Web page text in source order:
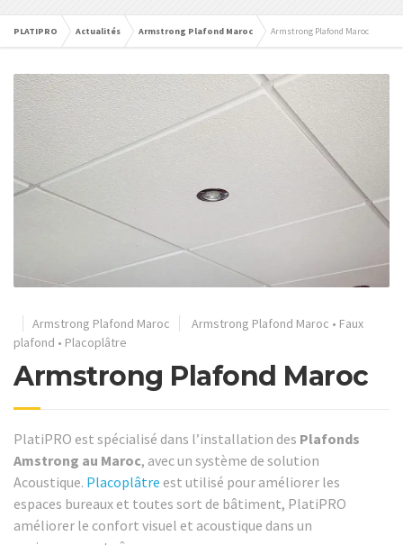
PLATIPRO Actualités Armstrong Plafond Maroc Armstrong Plafond Maroc
Armstrong Plafond Maroc Armstrong Plafond Maroc • Faux
plafond • Placoplâtre
Armstrong Plafond Maroc
PlatiPRO est spécialisé dans l’installation des Plafonds
Amstrong au Maroc, avec un système de solution
Acoustique. Placoplâtre est utilisé pour améliorer les
espaces bureaux et toutes sort de bâtiment, PlatiPRO
améliorer le confort visuel et acoustique dans un